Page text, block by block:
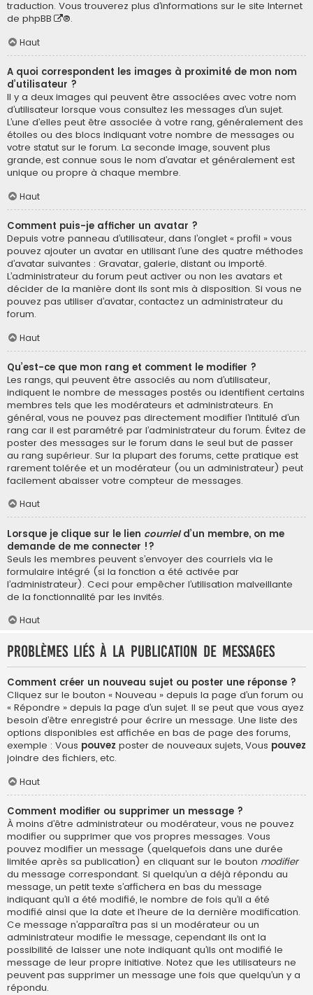
traduction. Vous trouverez plus d’informations sur le site Internet
de phpBB ®.
Haut
A quoi correspondent les images à proximité de mon nom
d’utilisateur ?
Il y a deux images qui peuvent être associées avec votre nom
d’utilisateur lorsque vous consultez les messages d’un sujet.
L’une d’elles peut être associée à votre rang, généralement des
étoiles ou des blocs indiquant votre nombre de messages ou
votre statut sur le forum. La seconde image, souvent plus
grande, est connue sous le nom d’avatar et généralement est
unique ou propre à chaque membre.
Haut
Comment puis-je afficher un avatar ?
Depuis votre panneau d’utilisateur, dans l’onglet « profil » vous
pouvez ajouter un avatar en utilisant l’une des quatre méthodes
d’avatar suivantes : Gravatar, galerie, distant ou importé.
L’administrateur du forum peut activer ou non les avatars et
décider de la manière dont ils sont mis à disposition. Si vous ne
pouvez pas utiliser d’avatar, contactez un administrateur du
forum.
Haut
Qu’est-ce que mon rang et comment le modifier ?
Les rangs, qui peuvent être associés au nom d’utilisateur,
indiquent le nombre de messages postés ou identifient certains
membres tels que les modérateurs et administrateurs. En
général, vous ne pouvez pas directement modifier l’intitulé d’un
rang car il est paramétré par l’administrateur du forum. Évitez de
poster des messages sur le forum dans le seul but de passer
au rang supérieur. Sur la plupart des forums, cette pratique est
rarement tolérée et un modérateur (ou un administrateur) peut
facilement abaisser votre compteur de messages.
Haut
Lorsque je clique sur le lien courrield’un membre, on me
demande de me connecter !?
Seuls les membres peuvent s’envoyer des courriels via le
formulaire intégré (si la fonction a été activée par
l’administrateur). Ceci pour empêcher l’utilisation malveillante
de la fonctionnalité par les invités.
Haut
Problèmes liés à la publication de messages
Comment créer un nouveau sujet ou poster une réponse ?
Cliquez sur le bouton « Nouveau » depuis la page d’un forum ou
« Répondre » depuis la page d’un sujet. Il se peut que vous ayez
besoin d’être enregistré pour écrire un message. Une liste des
options disponibles est affichée en bas de page des forums,
exemple : Vous pouvez poster de nouveaux sujets, Vous pouvez
joindre des fichiers, etc.
Haut
Comment modifier ou supprimer un message ?
À moins d’être administrateur ou modérateur, vous ne pouvez
modifier ou supprimer que vos propres messages. Vous
pouvez modifier un message (quelquefois dans une durée
limitée après sa publication) en cliquant sur le bouton modifier
du message correspondant. Si quelqu’un a déjà répondu au
message, un petit texte s’affichera en bas du message
indiquant qu’il a été modifié, le nombre de fois qu’il a été
modifié ainsi que la date et l’heure de la dernière modification.
Ce message n’apparaîtra pas si un modérateur ou un
administrateur modifie le message, cependant ils ont la
possibilité de laisser une note indiquant qu’ils ont modifié le
message de leur propre initiative. Notez que les utilisateurs ne
peuvent pas supprimer un message une fois que quelqu’un y a
répondu.